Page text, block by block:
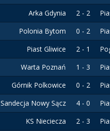
Arka Gdynia 2 - 2
Polonia Bytom 0 - 2
Piast Gliwice 2 - 1
Warta Poznań 1 - 3
Górnik Polkowice 0 - 2
Sandecja Nowy Sącz 4 - 0
KS Nieciecza 2 - 3